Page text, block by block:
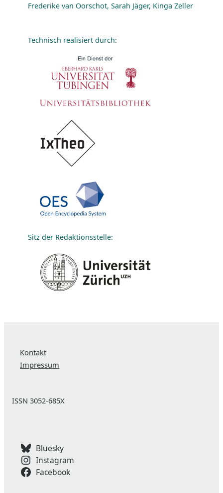
Frederike van Oorschot, Sarah Jäger, Kinga Zeller
Technisch realisiert durch:
Sitz der Redaktionsstelle:
Kontakt
Impressum
ISSN 3052-685X
Bluesky
Instagram
Facebook